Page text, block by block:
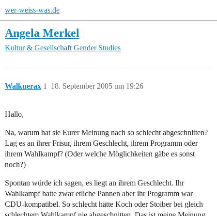
wer-weiss-was.de
Angela Merkel
Kultur & Gesellschaft Gender Studies
Walkuerax 18. September 2005 um 19:26
1
Hallo,
Na, warum hat sie Eurer Meinung nach so schlecht abgeschnitten?
Lag es an ihrer Frisur, ihrem Geschlecht, ihrem Programm oder
ihrem Wahlkampf? (Oder welche Möglichkeiten gäbe es sonst
noch?)
Spontan würde ich sagen, es liegt an ihrem Geschlecht. Ihr
Wahlkampf hatte zwar etliche Pannen aber ihr Programm war
CDU-kompatibel. So schlecht hätte Koch oder Stoiber bei gleich